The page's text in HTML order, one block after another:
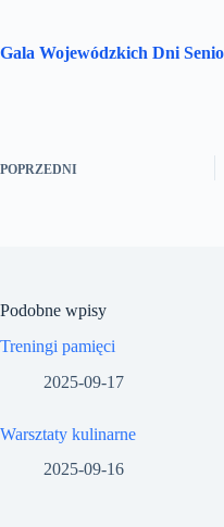
Gala Wojewódzkich Dni
POPRZEDNI
Podobne wpisy
Treningi pamięci
2025-09-17
Warsztaty kulinarne
2025-09-16